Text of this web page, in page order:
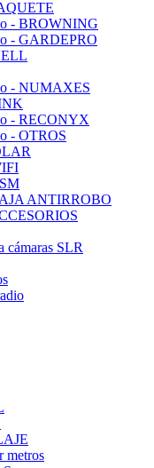
- BROWNING
- GARDEPRO
- NUMAXES
- RECONYX
- OTROS
ANTIRROBO
cámaras SLR
metros